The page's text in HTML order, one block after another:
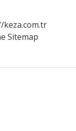
keza.com.tr
Sitemap